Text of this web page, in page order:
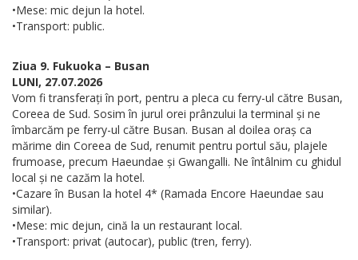
•Mese: mic dejun la hotel.
•Transport: public.
Ziua 9. Fukuoka – Busan
LUNI, 27.07.2026
Vom fi transferați în port, pentru a pleca cu ferry-ul către Busan,
Coreea de Sud. Sosim în jurul orei prânzului la terminal și ne
îmbarcăm pe ferry-ul către Busan. Busan al doilea oraș ca
mărime din Coreea de Sud, renumit pentru portul său, plajele
frumoase, precum Haeundae și Gwangalli. Ne întâlnim cu ghidul
local și ne cazăm la hotel.
•Cazare în Busan la hotel 4* (Ramada Encore Haeundae sau
similar).
•Mese: mic dejun, cină la un restaurant local.
•Transport: privat (autocar), public (tren, ferry).